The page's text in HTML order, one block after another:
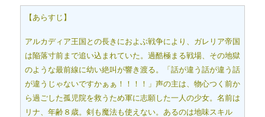
【あらすじ】
アルカディア王国との長きにおよぶ戦争により、ガレリア帝国
は陥落寸前まで追い込まれていた。過酷極まる戦場、その地獄
のような最前線に幼い絶叫が響き渡る。「話が違う話が違う話
が違うじゃないですかぁぁ！！！！」声の主は、物心つく前か
ら過ごした孤児院を救うため軍に志願した一人の少女。名前は
リナ、年齢８歳。剣も魔法も使えない。あるのは地味スキル